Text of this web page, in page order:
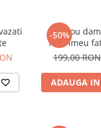
-50%
Tricou
imprimeu
199,00
ADAUGA IN